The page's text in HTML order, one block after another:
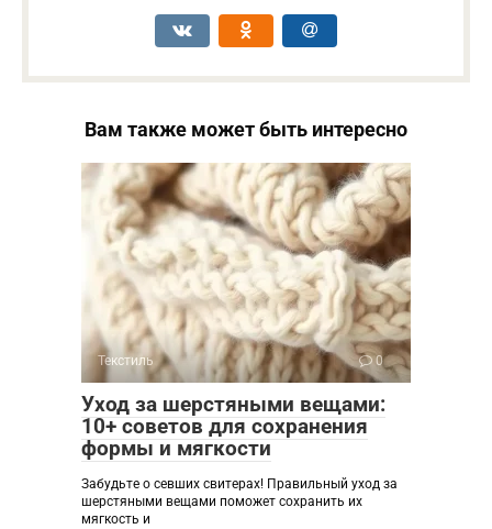
Вам также может быть интересно
Текстиль 0
Уход за шерстяными вещами:
10+ советов для сохранения
формы и мягкости
Забудьте о севших свитерах! Правильный уход за
шерстяными вещами поможет сохранить их
мягкость и